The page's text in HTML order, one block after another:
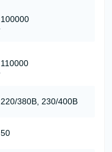
100000
110000
220/380В, 230/400В
50